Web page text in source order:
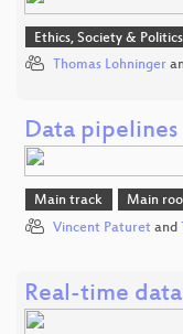
Ethics, Society & Politics
Thomas Lohninger
Data pipelines
Main track Main
Vincent Paturet and
Real-time